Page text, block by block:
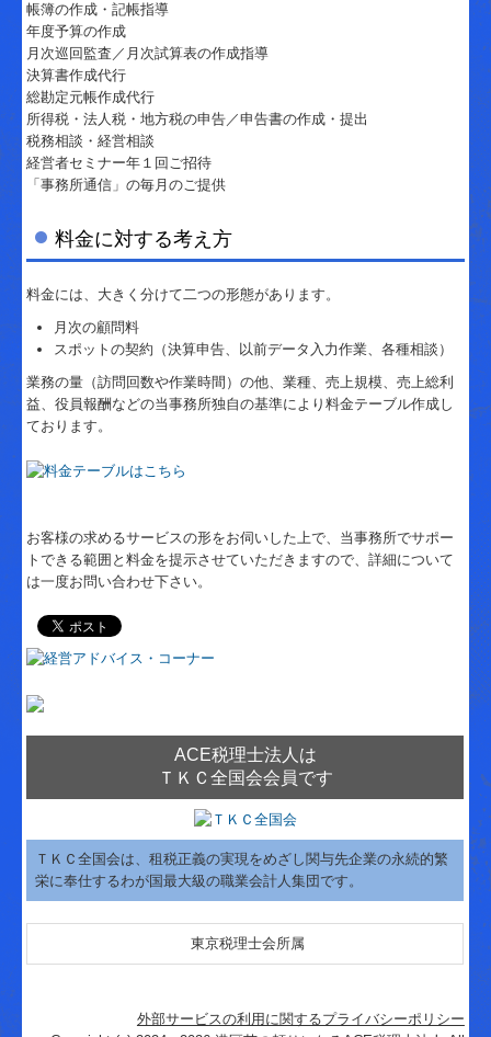
帳簿の作成・記帳指導
年度予算の作成
月次巡回監査／月次試算表の作成指導
決算書作成代行
総勘定元帳作成代行
所得税・法人税・地方税の申告／申告書の作成・提出
税務相談・経営相談
経営者セミナー年１回ご招待
「事務所通信」の毎月のご提供
料金に対する考え方
料金には、大きく分けて二つの形態があります。
月次の顧問料
スポットの契約（決算申告、以前データ入力作業、各種相談）
業務の量（訪問回数や作業時間）の他、業種、売上規模、売上総利
益、役員報酬などの当事務所独自の基準により料金テーブル作成し
ております。
お客様の求めるサービスの形をお伺いした上で、当事務所でサポー
トできる範囲と料金を提示させていただきますので、詳細について
は一度お問い合わせ下さい。
ACE税理士法人は
ＴＫＣ全国会会員です
ＴＫＣ全国会は、租税正義の実現をめざし関与先企業の永続的繁
栄に奉仕するわが国最大級の職業会計人集団です。
東京税理士会所属
外部サービスの利用に関するプライバシーポリシー